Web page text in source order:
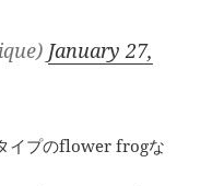
January 27,
イプのflower frogな